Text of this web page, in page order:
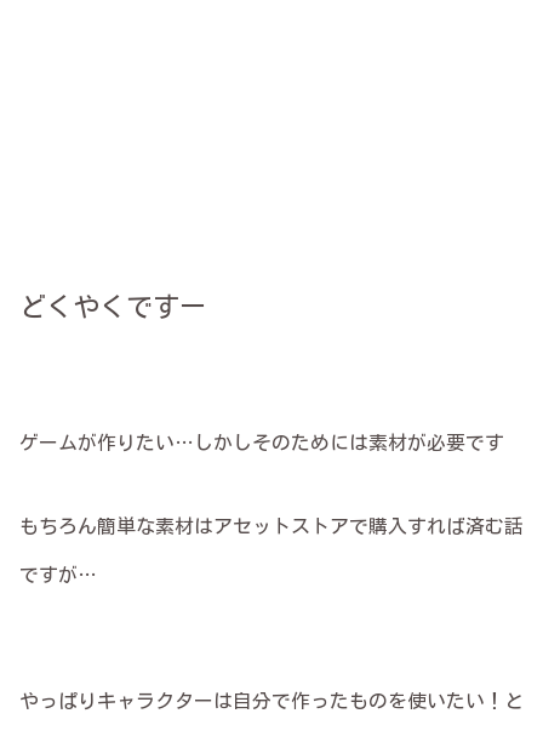
どくやくですー
ゲームが作りたい…しかしそのためには素材が必要です
もちろん簡単な素材はアセットストアで購入すれば済む話
ですが…
やっぱりキャラクターは自分で作ったものを使いたい！と